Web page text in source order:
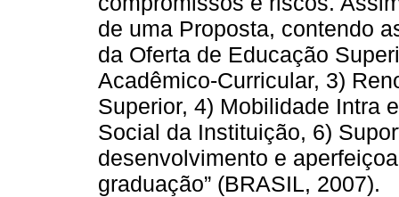
de uma Proposta, contendo
da Oferta de Educação
Acadêmico-Curricular, 3)
Superior, 4) Mobilidade Intra
Social da Instituição, 6)
desenvolvimento e
graduação” (BRASIL, 2007).